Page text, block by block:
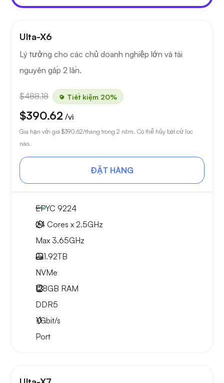
Ulta-X6
Lý tưởng cho các chủ doanh nghiệp lớn và tài
nguyên gấp 2 lần.
$488.18 Tiết kiệm 20%
$390.62 /vì
Gia hạn với giá $390.62/tháng trong 2 năm. Có thể hủy bất cứ lúc
nào.
ĐẶT HÀNG
EPYC 9224
24 Cores x 2.5GHz
Max 3.65GHz
2x1.92TB
NVMe
128GB RAM
DDR5
1Gbit/s
Port